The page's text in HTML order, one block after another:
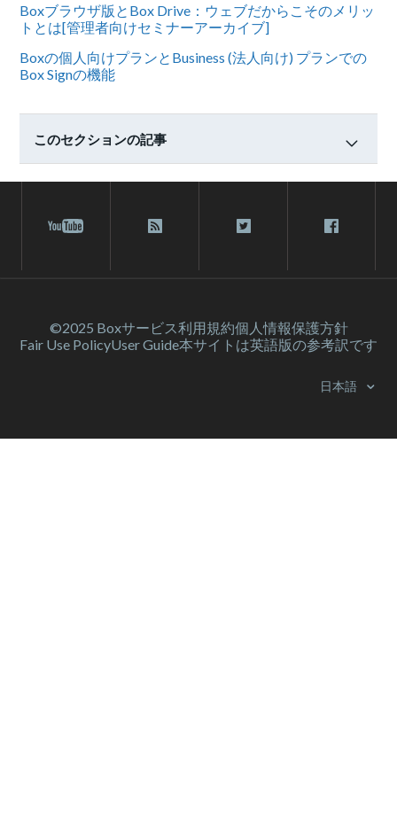
Boxブラウザ版とBox Drive：ウェブだからこそのメリッ
トとは[管理者向けセミナーアーカイブ]
Boxの個人向けプランとBusiness (法人向け) プランでの
Box Signの機能
このセクションの記事
©2025 Boxサービス利⽤規約個人情報保護方針
Fair Use PolicyUser Guide本サイトは英語版の参考訳です
日本語